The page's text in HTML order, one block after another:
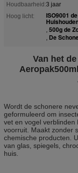
Houdbaarheid:3 jaar
Hoog licht:
ISO9001
, 500g de
, De
Van het
Wordt de schonere
geformuleerd om
vet en vogel verblinden
voorruit. Maakt zonder
chemische producten.
van glas, spiegels,
huis.